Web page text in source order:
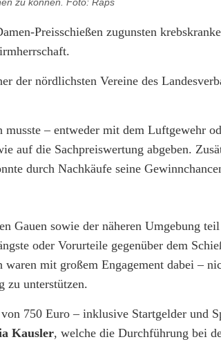
Preisschießen zugunsten
der nördlichsten Vereine des
musste – entweder mit dem Luftgewehr
auf die Sachpreiswertung abgeben.
durch Nachkäufe seine
Gauen sowie der näheren Umgebung
oder Vorurteile gegenüber dem
mit großem Engagement dabei –
zu unterstützen.
750 Euro – inklusive Startgelder und
Kausler, welche die Durchführung bei